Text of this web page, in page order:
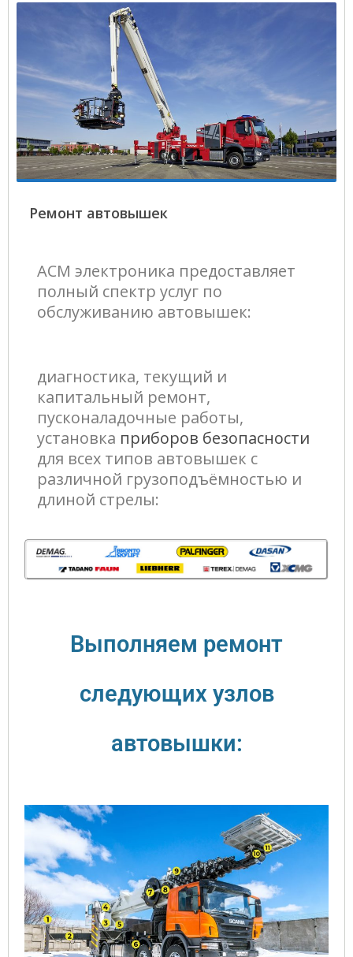
Ремонт автовышек
АСМ электроника предоставляет
полный спектр услуг по
обслуживанию автовышек:
диагностика, текущий и
капитальный ремонт,
пусконаладочные работы,
установка приборов безопасности
для всех типов автовышек с
различной грузоподъёмностью и
длиной стрелы:
Выполняем ремонт
следующих узлов
автовышки: